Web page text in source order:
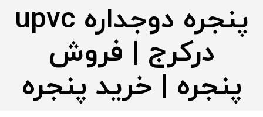
پنجره دوجداره upvc
درکرج | فروش
پنجره | خرید پنجره